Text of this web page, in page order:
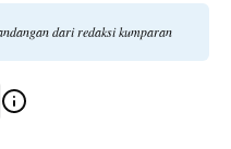
dari redaksi kumparan